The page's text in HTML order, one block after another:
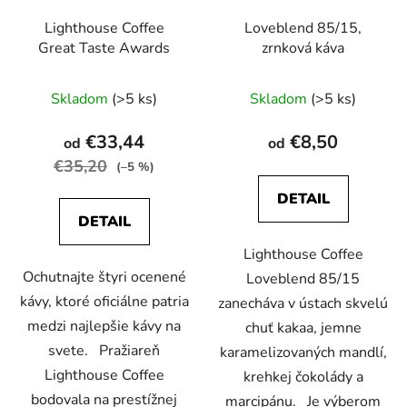
Lighthouse Coffee
Great Taste Awards
hodnotenie
produktu
je
5
Skladom (>5 ks)
od €33,44
€35,20 (–5 %)
DETAIL
Ochutnajte štyri ocenené
kávy, ktoré oficiálne patria
medzi najlepšie kávy na
svete. Pražiareň
Lighthouse Coffee
bodovala na prestížnej
Loveblend 85/15,
zrnková káva
Skladom (>5 ks)
od €8,50
DETAIL
Lighthouse Coffee
Loveblend 85/15
zanecháva v ústach skvelú
chuť kakaa, jemne
karamelizovaných mandlí,
krehkej čokolády a
marcipánu. Je výberom